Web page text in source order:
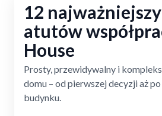
12
atutów
House
Prosty, przewidywalny i
domu – od pierwszej decyzji aż
budynku.